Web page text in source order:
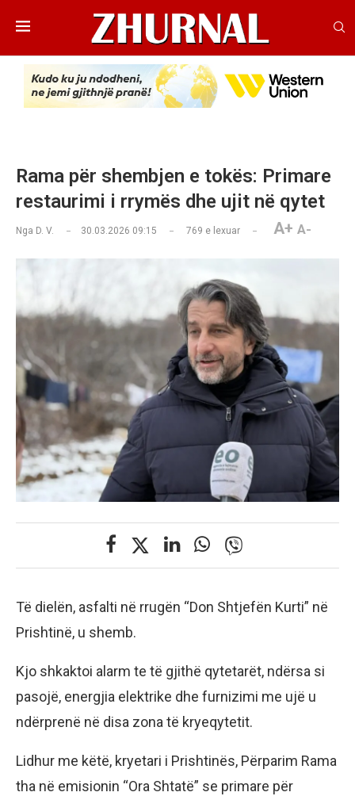
Rama për shembjen e tokës: Primare
restaurimi i rrymës dhe ujit në qytet
Nga D. V. 30.03.2026 09:15 769 e lexuar A+ A-
Të dielën, asfalti në rrugën “Don Shtjefën Kurti” në
Prishtinë, u shemb.
Kjo shkaktoi alarm te të gjithë qytetarët, ndërsa si
pasojë, energjia elektrike dhe furnizimi me ujë u
ndërprenë në disa zona të kryeqytetit.
Lidhur me këtë, kryetari i Prishtinës, Përparim Rama
tha në emisionin “Ora Shtatë” se primare për